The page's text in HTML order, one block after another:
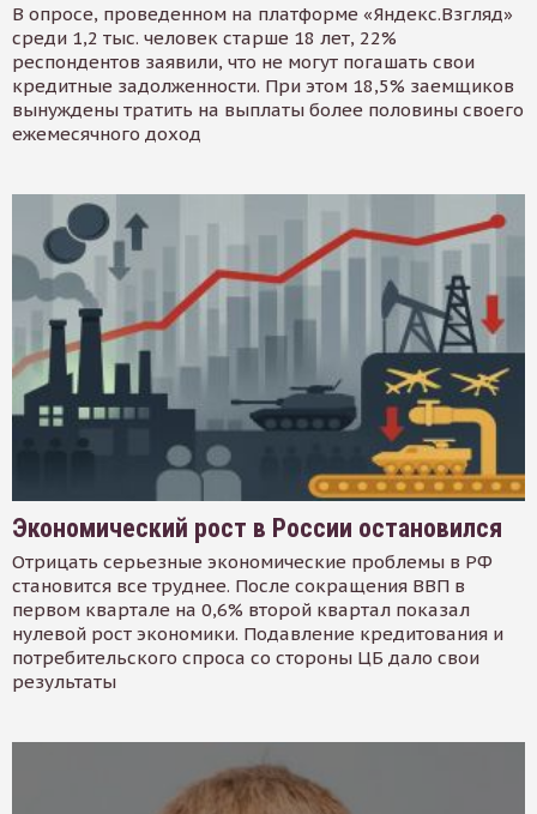
В опросе, проведенном на платформе «Яндекс.Взгляд»
среди 1,2 тыс. человек старше 18 лет, 22%
респондентов заявили, что не могут погашать свои
кредитные задолженности. При этом 18,5% заемщиков
вынуждены тратить на выплаты более половины своего
ежемесячного доход
Экономический рост в России остановился
Отрицать серьезные экономические проблемы в РФ
становится все труднее. После сокращения ВВП в
первом квартале на 0,6% второй квартал показал
нулевой рост экономики. Подавление кредитования и
потребительского спроса со стороны ЦБ дало свои
результаты